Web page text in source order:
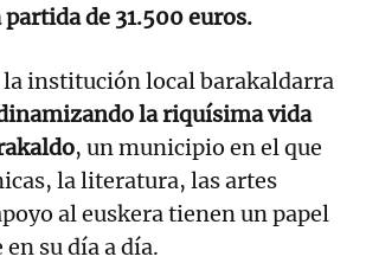
de 31.500 euros.
institución local barakaldarra
la riquísima vida
, un municipio en el que
la literatura, las artes
al euskera tienen un papel
su día a día.